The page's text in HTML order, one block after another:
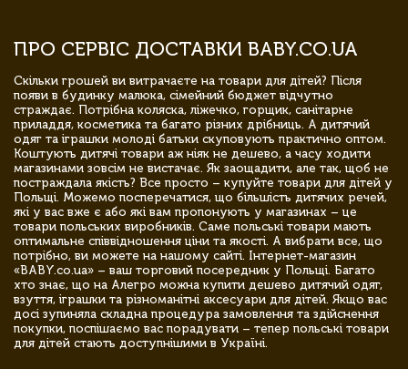
ПРО СЕРВІС ДОСТАВКИ BABY.CO.UA
Скільки грошей ви витрачаєте на товари для дітей? Після
появи в будинку малюка, сімейний бюджет відчутно
страждає. Потрібна коляска, ліжечко, горщик, санітарне
приладдя, косметика та багато різних дрібниць. А дитячий
одяг та іграшки молоді батьки скуповують практично оптом.
Коштують дитячі товари аж ніяк не дешево, а часу ходити
магазинами зовсім не вистачає. Як заощадити, але так, щоб не
постраждала якість? Все просто – купуйте товари для дітей у
Польщі. Можемо посперечатися, що більшість дитячих речей,
які у вас вже є або які вам пропонують у магазинах – це
товари польських виробників. Саме польські товари мають
оптимальне співвідношення ціни та якості. А вибрати все, що
потрібно, ви можете на нашому сайті. Інтернет-магазин
«BABY.co.ua» – ваш торговий посередник у Польщі. Багато
хто знає, що на Алегро можна купити дешево дитячий одяг,
взуття, іграшки та різноманітні аксесуари для дітей. Якщо вас
досі зупиняла складна процедура замовлення та здійснення
покупки, поспішаємо вас порадувати – тепер польські товари
для дітей стають доступнішими в Україні.